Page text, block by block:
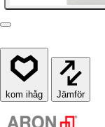
Jämför